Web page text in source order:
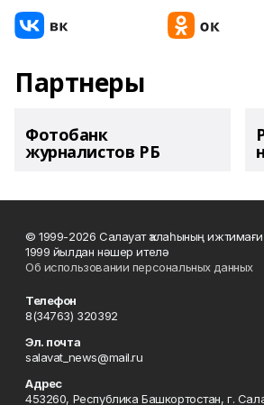
Партнеры
Фотобанк
журналистов РБ
© 1999-2026 Салауат ҡалаһының
1999 йылдан нәшер ителә
Об использовании персональных данных
Телефон
8(34763) 320392
Эл. почта
salavat_news@mail.ru
Адрес
453260, Республика Башкортостан, г.